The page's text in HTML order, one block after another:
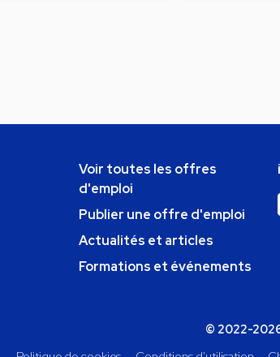
Voir toutes les offres
d'emploi
Publier une offre d'emploi
Actualités et articles
Formations et événements
© 2022-